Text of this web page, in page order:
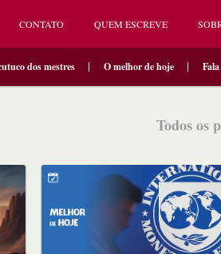
CONTATO QUEM ESCREVE
dos mestres O melhor de hoje
Todos os